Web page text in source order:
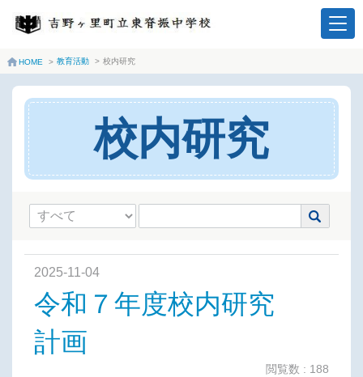
HOME > 教育活動 > 校内研究
校内研究
2025-11-04
令和７年度校内研究
計画
閲覧数 : 188